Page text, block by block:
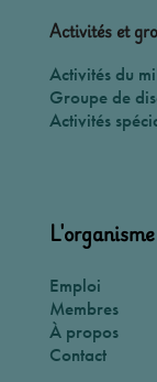
Activités et
Activités du
Groupe de
Activités
L'organisme
Emploi
Membres
À propos
Contact